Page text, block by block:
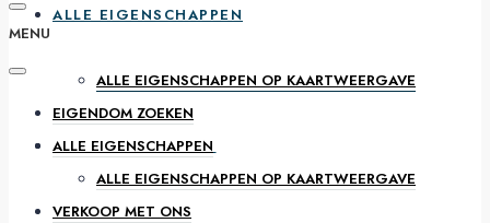
ALLE EIGENSCHAPPEN
ALLE EIGENSCHAPPEN OP KAARTWEERGAVE
VERKOOP MET ONS
MENU
EIGENDOM ZOEKEN
ALLE EIGENSCHAPPEN
ALLE EIGENSCHAPPEN OP KAARTWEERGAVE
VERKOOP MET ONS